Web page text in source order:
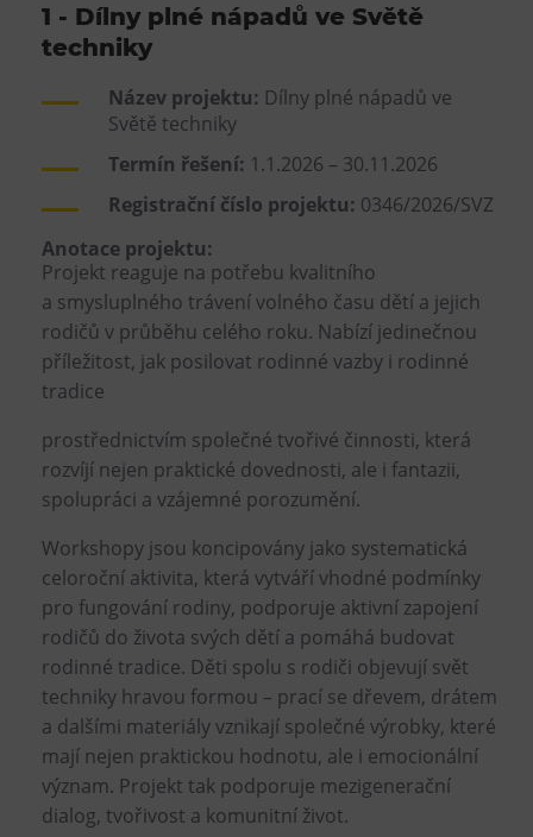
1 - Dílny plné nápadů ve Světě
techniky
Název projektu: Dílny plné nápadů ve
Světě techniky
Termín řešení: 1.1.2026 – 30.11.2026
Registrační číslo projektu: 0346/2026/SVZ
Anotace projektu:
Projekt reaguje na potřebu kvalitního
a smysluplného trávení volného času dětí a jejich
rodičů v průběhu celého roku. Nabízí jedinečnou
příležitost, jak posilovat rodinné vazby i rodinné
tradice
prostřednictvím společné tvořivé činnosti, která
rozvíjí nejen praktické dovednosti, ale i fantazii,
spolupráci a vzájemné porozumění.
Workshopy jsou koncipovány jako systematická
celoroční aktivita, která vytváří vhodné podmínky
pro fungování rodiny, podporuje aktivní zapojení
rodičů do života svých dětí a pomáhá budovat
rodinné tradice. Děti spolu s rodiči objevují svět
techniky hravou formou – prací se dřevem, drátem
a dalšími materiály vznikají společné výrobky, které
mají nejen praktickou hodnotu, ale i emocionální
význam. Projekt tak podporuje mezigenerační
dialog, tvořivost a komunitní život.